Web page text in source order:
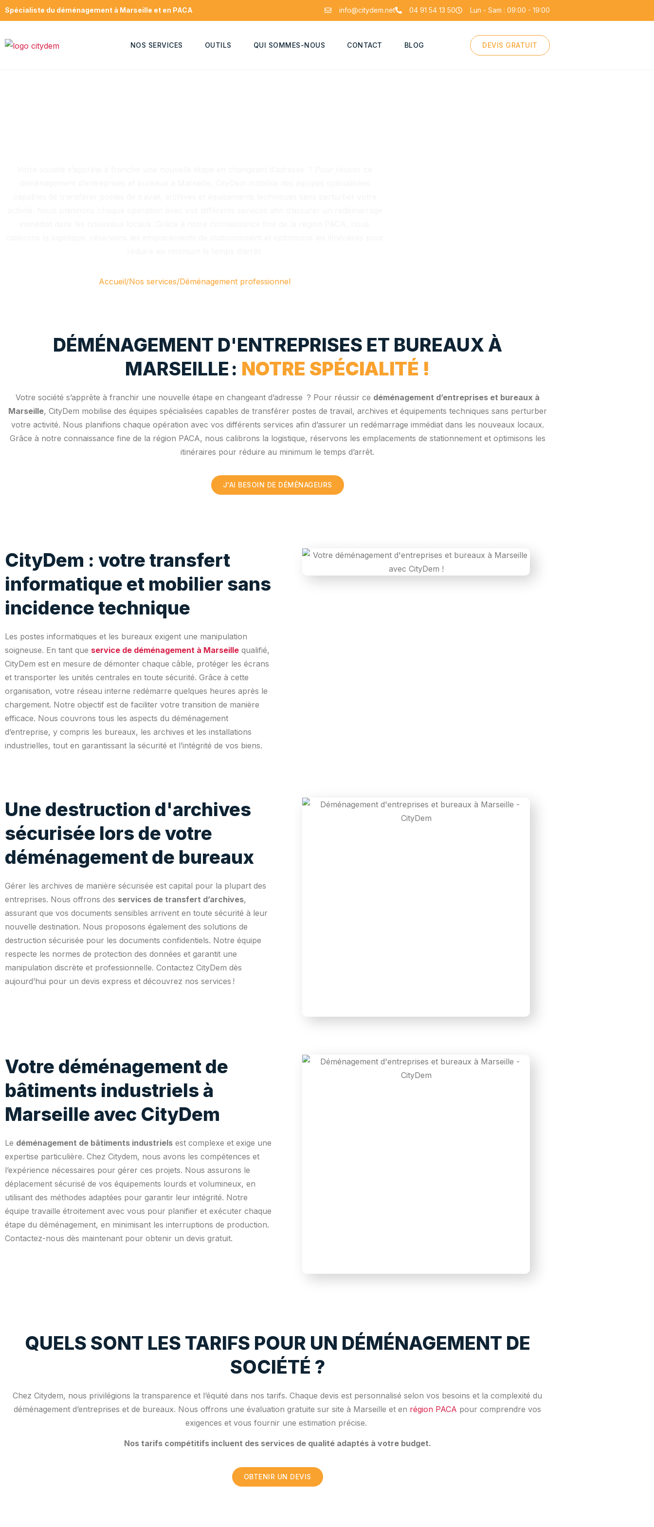
Spécialiste du déménagement à Marseille et en PACA info@citydem.net 04 91 54 13 50 Lun - Sam : 09:00 - 19:00
NOS SERVICES OUTILS QUI SOMMES-NOUS CONTACT BLOG DEVIS GRATUIT
Accueil/Nos services/Déménagement professionnel
DÉMÉNAGEMENT D'ENTREPRISES ET BUREAUX À
MARSEILLE : NOTRE SPÉCIALITÉ !
Votre société s’apprête à franchir une nouvelle étape en changeant d’adresse ? Pour réussir ce déménagement d’entreprises et bureaux à
Marseille, CityDem mobilise des équipes spécialisées capables de transférer postes de travail, archives et équipements techniques sans perturber
votre activité. Nous planifions chaque opération avec vos différents services afin d’assurer un redémarrage immédiat dans les nouveaux locaux.
Grâce à notre connaissance fine de la région PACA, nous calibrons la logistique, réservons les emplacements de stationnement et optimisons les
itinéraires pour réduire au minimum le temps d’arrêt.
J'AI BESOIN DE DÉMÉNAGEURS
CityDem : votre transfert
informatique et mobilier sans
incidence technique
Les postes informatiques et les bureaux exigent une manipulation
soigneuse. En tant que service de déménagement à Marseille qualifié,
CityDem est en mesure de démonter chaque câble, protéger les écrans
et transporter les unités centrales en toute sécurité. Grâce à cette
organisation, votre réseau interne redémarre quelques heures après le
chargement. Notre objectif est de faciliter votre transition de manière
efficace. Nous couvrons tous les aspects du déménagement
d’entreprise, y compris les bureaux, les archives et les installations
industrielles, tout en garantissant la sécurité et l’intégrité de vos biens.
Une destruction d'archives
sécurisée lors de votre
déménagement de bureaux
Gérer les archives de manière sécurisée est capital pour la plupart des
entreprises. Nous offrons des services de transfert d’archives,
assurant que vos documents sensibles arrivent en toute sécurité à leur
nouvelle destination. Nous proposons également des solutions de
destruction sécurisée pour les documents confidentiels. Notre équipe
respecte les normes de protection des données et garantit une
manipulation discrète et professionnelle. Contactez CityDem dès
aujourd’hui pour un devis express et découvrez nos services !
Votre déménagement de
bâtiments industriels à
Marseille avec CityDem
Le déménagement de bâtiments industriels est complexe et exige une
expertise particulière. Chez Citydem, nous avons les compétences et
l’expérience nécessaires pour gérer ces projets. Nous assurons le
déplacement sécurisé de vos équipements lourds et volumineux, en
utilisant des méthodes adaptées pour garantir leur intégrité. Notre
équipe travaille étroitement avec vous pour planifier et exécuter chaque
étape du déménagement, en minimisant les interruptions de production.
Contactez-nous dès maintenant pour obtenir un devis gratuit.
QUELS SONT LES TARIFS POUR UN DÉMÉNAGEMENT DE
SOCIÉTÉ ?
Chez Citydem, nous privilégions la transparence et l’équité dans nos tarifs. Chaque devis est personnalisé selon vos besoins et la complexité du
déménagement d’entreprises et de bureaux. Nous offrons une évaluation gratuite sur site à Marseille et en région PACA pour comprendre vos
exigences et vous fournir une estimation précise.
Nos tarifs compétitifs incluent des services de qualité adaptés à votre budget.
OBTENIR UN DEVIS